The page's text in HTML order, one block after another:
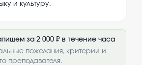
и культуру.
за 2 000 ₽ в течение часа
пожелания, критерии и
преподавателя.